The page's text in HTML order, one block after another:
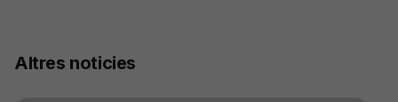
Altres noticies